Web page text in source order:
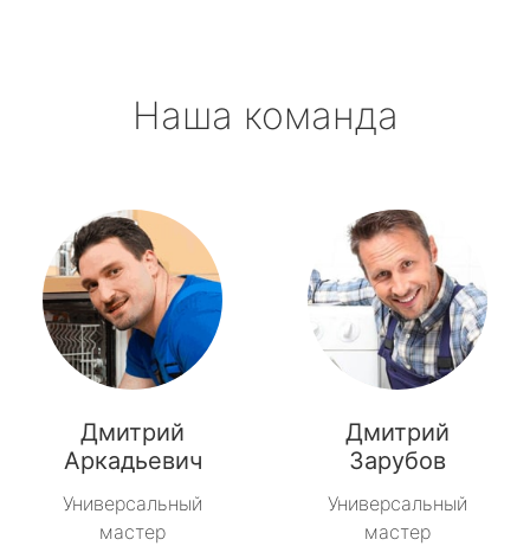
Наша команда
Дмитрий
Аркадьевич
Универсальный
мастер
Дмитрий
Зарубов
Универсальный
мастер